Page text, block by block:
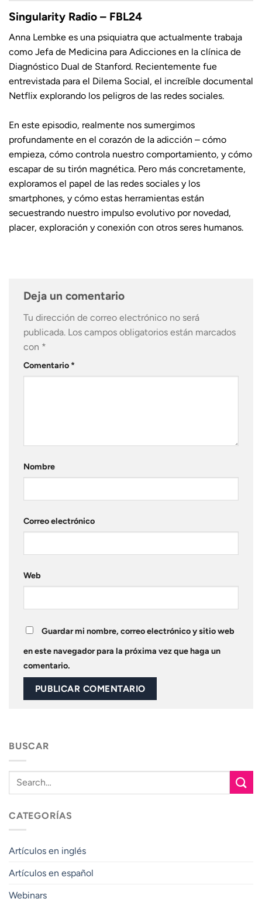
LINK
EMBED
Singularity Radio – FBL24
Anna Lembke es una psiquiatra que actualmente trabaja
como Jefa de Medicina para Adicciones en la clínica de
Diagnóstico Dual de Stanford. Recientemente fue
entrevistada para el Dilema Social, el increíble documental
Netflix explorando los peligros de las redes sociales.
En este episodio, realmente nos sumergimos
profundamente en el corazón de la adicción – cómo
empieza, cómo controla nuestro comportamiento, y cómo
escapar de su tirón magnética. Pero más concretamente,
exploramos el papel de las redes sociales y los
smartphones, y cómo estas herramientas están
secuestrando nuestro impulso evolutivo por novedad,
placer, exploración y conexión con otros seres humanos.
Deja un comentario
Tu dirección de correo electrónico no será
publicada. Los campos obligatorios están marcados
con *
Comentario *
Nombre
Correo electrónico
Web
Guardar mi nombre, correo electrónico y sitio web
en este navegador para la próxima vez que haga un
comentario.
BUSCAR
CATEGORÍAS
Artículos en inglés
Artículos en español
Webinars